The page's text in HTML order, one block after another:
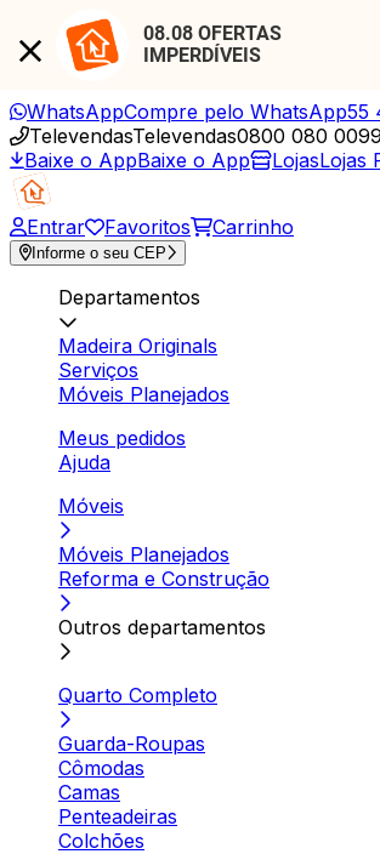
08.08 OFERTAS
IMPERDÍVEIS
WhatsAppCompre pelo WhatsApp55
TelevendasTelevendas0800 080 0099
Baixe o AppBaixe o App LojasLojas
Entrar Favoritos Carrinho
Informe o seu CEP
Departamentos
Madeira Originals
Serviços
Móveis Planejados
Meus pedidos
Ajuda
Móveis
Móveis Planejados
Reforma e Construção
Outros departamentos
Quarto Completo
Guarda-Roupas
Cômodas
Camas
Penteadeiras
Colchões